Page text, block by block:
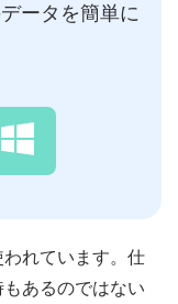
ータを簡単に
れています。仕
あるのではない